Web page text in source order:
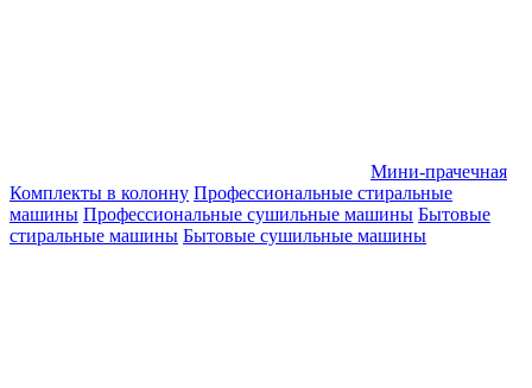
Мини-прачечная
Комплекты в колонну Профессиональные стиральные
машины Профессиональные сушильные машины Бытовые
стиральные машины Бытовые сушильные машины